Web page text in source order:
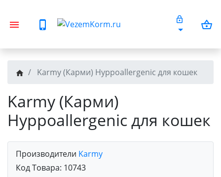
Karmy (Карми) Hyppoallergenic для кошек
Karmy (Карми)
Hyppoallergenic для кошек
Производители Karmy
Код Товара: 10743